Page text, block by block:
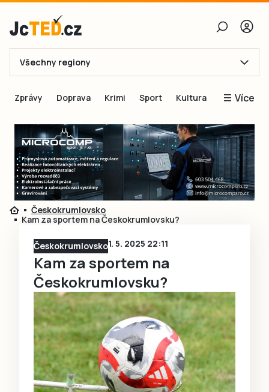
E-mail
Obnovit heslo
Přihlásit se
Přihlásit se přes Facebook
Ještě nemám účet, chci seRegistrovat
Všechny regiony
Zprávy Doprava Krimi Sport Kultura Více
Blogy
Inspirace
Čtenáři píší
Speciální přílohy
Inzerce
Českokrumlovsko
Kam za sportem na Českokrumlovsku?
Českokrumlovsko1. 5. 2025 22:11
Kam za sportem na
Českokrumlovsku?